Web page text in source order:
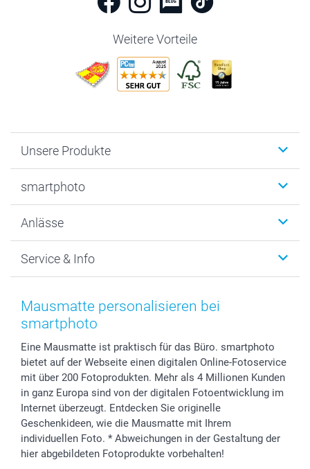
Weitere Vorteile
Unsere Produkte
Fotogeschenke
MyNameBook
Fotoabzüge, Fotos als Buch & Poster
Zubehör & Material
Foto-Kalender & Agenden
Geschenk-Gutscheine (PDF)
smartphoto
Warum smartphoto
Datenschutz
AGB
Impressum
Partnerprogramme
Investor Relations
B2B smartbusiness
Widerrufsrecht
Anlässe
Neujahr
Muttertag
Vatertag
Hochzeit
Geburtstag
Geburt
Zu allen Anlässen
Service & Info
Preise und Versandkosten
Lieferfristen
Zahlungsmöglichkeiten
Anmelden /Registrieren
Sitemap
Status der Bestellung
smartfriends
smartgarantie
smartbonus
Mausmatte personalisieren bei
smartphoto
Eine Mausmatte ist praktisch für das Büro. smartphoto
bietet auf der Webseite einen digitalen Online-Fotoservice
mit über 200 Fotoprodukten. Mehr als 4 Millionen Kunden
in ganz Europa sind von der digitalen Fotoentwicklung im
Internet überzeugt. Entdecken Sie originelle
Geschenkideen, wie die Mausmatte mit Ihrem
individuellen Foto. * Abweichungen in der Gestaltung der
hier abgebildeten Fotoprodukte vorbehalten!